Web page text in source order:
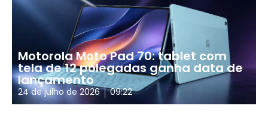
Motorola Moto Pad 70: tablet com
tela de 12 polegadas ganha data de
lançamento
24 de julho de 2026 09:22